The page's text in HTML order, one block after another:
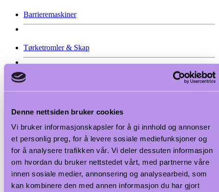
Denne nettsiden bruker cookies
Vi bruker informasjonskapsler for å gi innhold og annonser
et personlig preg, for å levere sosiale mediefunksjoner og
for å analysere trafikken vår. Vi deler dessuten informasjon
om hvordan du bruker nettstedet vårt, med partnerne våre
innen sosiale medier, annonsering og analysearbeid, som
kan kombinere den med annen informasjon du har gjort
Barrieremaskiner
Tørketromler & Skap
Strykeruller
Velg hovedkategori
Storkjøkken
Interiør
Bakeriutstyr